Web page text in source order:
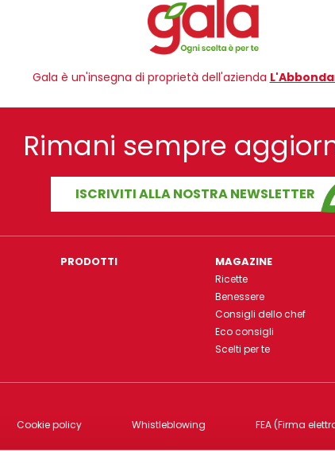
Gala è un'insegna di proprietà dell'azienda
Rimani sempre
ISCRIVITI ALLA NOSTRA NEWSLETTER
PRODOTTI MAGAZINE
Ricette
Benessere
Consigli dello chef
Eco consigli
Scelti per te
Cookie policy Whistleblowing FEA (Firma